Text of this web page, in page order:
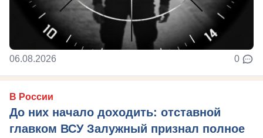
06.08.2026 0
В России
До них начало доходить: отставной
главком ВСУ Залужный признал полное